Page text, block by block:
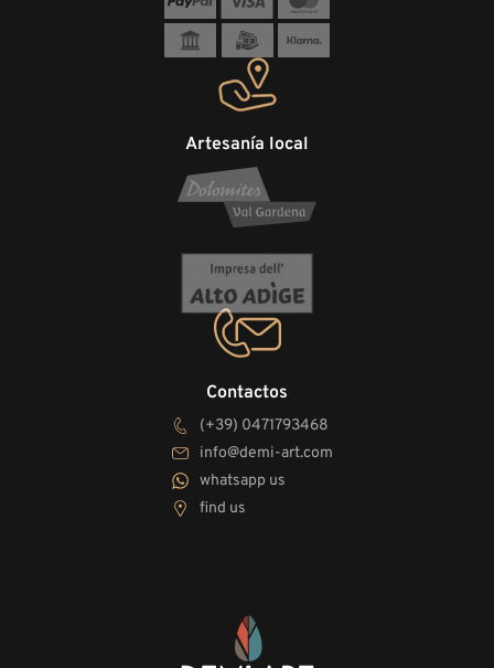
Contactos
(+39) 0471793468
info@demi-art.com
whatsapp us
find us
Artesanía local